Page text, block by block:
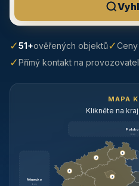
✓51+ověřených objektů✓
✓Přímý kontakt na
MAPA
Klikněte na
Polsko
brzy
Německo
brzy
3
3
3
3